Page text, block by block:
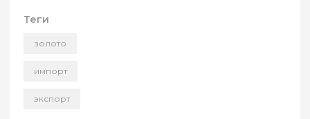
Теги
золото
импорт
экспорт